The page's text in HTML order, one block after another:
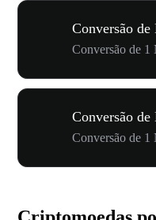
Conversão
Conversão de
Conversão
Conversão de